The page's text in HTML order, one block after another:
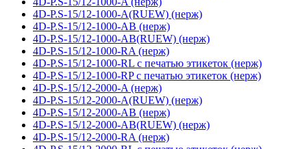
4D-P.S-15/12-1000-A(RUEW) (нерж)
4D-P.S-15/12-1000-AB (нерж)
4D-P.S-15/12-1000-AB(RUEW) (нерж)
4D-P.S-15/12-1000-RA (нерж)
4D-P.S-15/12-1000-RL с печатью этикеток (нерж)
4D-P.S-15/12-1000-RP с печатью этикеток (нерж)
4D-P.S-15/12-2000-A (нерж)
4D-P.S-15/12-2000-A(RUEW) (нерж)
4D-P.S-15/12-2000-AB (нерж)
4D-P.S-15/12-2000-AB(RUEW) (нерж)
4D-P.S-15/12-2000-RA (нерж)